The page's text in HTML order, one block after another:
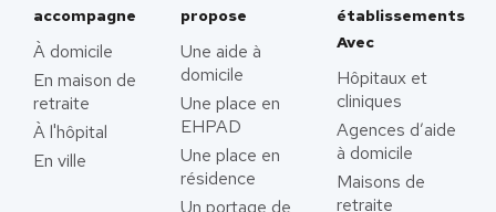
accompagne
À domicile
En maison de
retraite
À l'hôpital
En ville
propose
Une aide à
domicile
Une place en
EHPAD
Une place en
résidence
Un portage de
établissements
Avec
Hôpitaux et
cliniques
Agences d’aide
à domicile
Maisons de
retraite